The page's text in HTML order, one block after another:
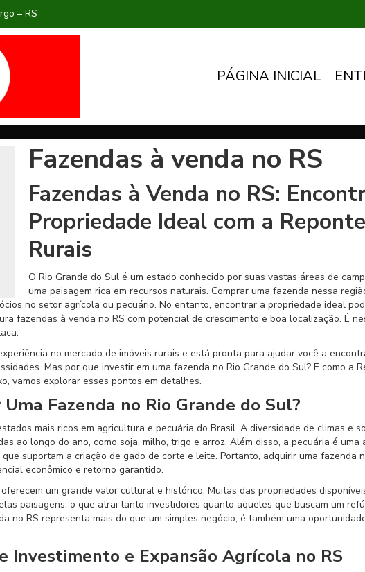
– RS
PÁGINA INICIAL
Fazendas à venda no RS
Fazendas à Venda no RS:
Propriedade Ideal com a
Rurais
O Rio Grande do Sul é um estado conhecido por suas vastas áreas de
uma paisagem rica em recursos naturais. Comprar uma fazenda nessa
no setor agrícola ou pecuário. No entanto, encontrar a propriedade ideal
fazendas à venda no RS com potencial de crescimento e boa localização. É
no mercado de imóveis rurais e está pronta para ajudar você a
Mas por que investir em uma fazenda no Rio Grande do Sul? E como a
vamos explorar esses pontos em detalhes.
Fazenda no Rio Grande do Sul?
mais ricos em agricultura e pecuária do Brasil. A diversidade de climas e
ao longo do ano, como soja, milho, trigo e arroz. Além disso, a pecuária é uma
suportam a criação de gado de corte e leite. Portanto, adquirir uma fazenda
econômico e retorno garantido.
um grande valor cultural e histórico. Muitas das propriedades
paisagens, o que atrai tanto investidores quanto aqueles que buscam um
no RS representa mais do que um simples negócio, é também uma
Investimento e Expansão Agrícola no RS